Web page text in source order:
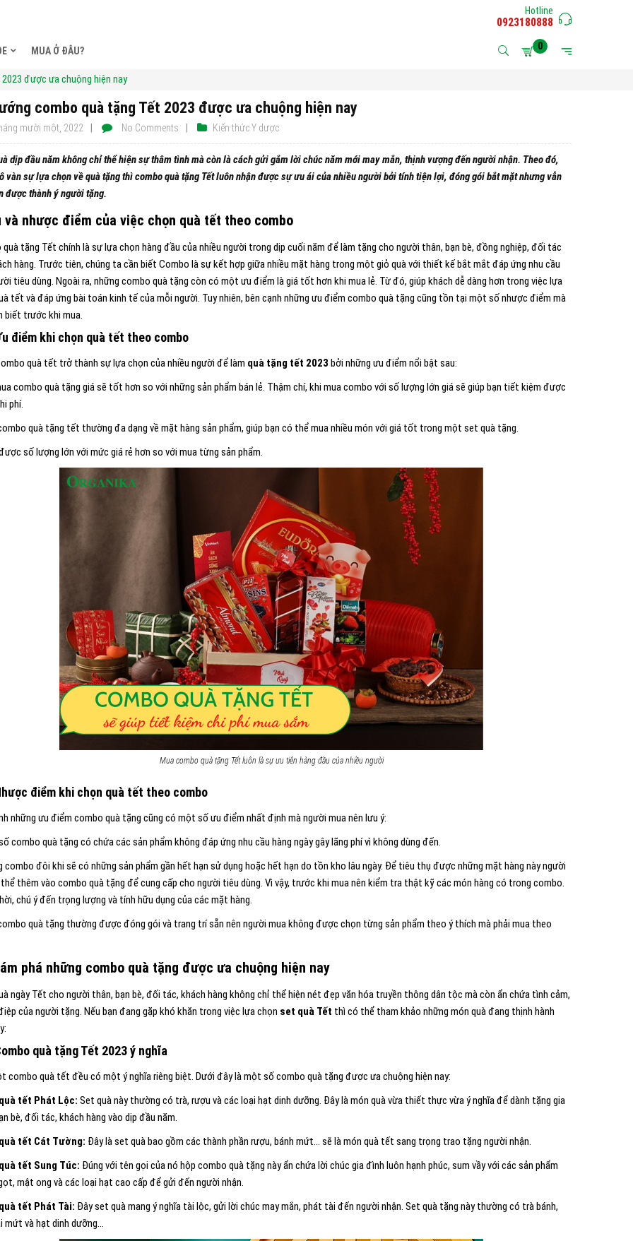
Hotline
0923180888
MUA Ở ĐÂU? 0
được ưa chuộng hiện nay
combo quà tặng Tết 2023 được ưa chuộng hiện nay
mười một, 2022 Kiến thức Y dược
No Comments
dịp đầu năm không chỉ thể hiện sự thâm tình mà còn là cách gửi gắm lời chúc năm mới may mắn, thịnh vượng đến người nhận. Theo đó,
vàn sự lựa chọn về quà tặng thì combo quà tặng Tết luôn nhận được sự ưu ái của nhiều người bởi tính tiện lợi, đóng gói bắt mặt nhưng vẫn
được thành ý người tặng.
và nhược điểm của việc chọn quà tết theo combo
quà tặng Tết chính là sự lựa chọn hàng đầu của nhiều người trong dịp cuối năm để làm tặng cho người thân, bạn bè, đồng nghiệp, đối tác
hàng. Trước tiên, chúng ta cần biết Combo là sự kết hợp giữa nhiều mặt hàng trong một giỏ quà với thiết kế bắt mắt đáp ứng nhu cầu
tiêu dùng. Ngoài ra, những combo quà tặng còn có một ưu điểm là giá tốt hơn khi mua lẻ. Từ đó, giúp khách dễ dàng hơn trong việc lựa
tết vàđáp ứng bài toán kinh tế của mỗi người. Tuy nhiên, bên cạnh những ưu điểm combo quà tặng cũng tồn tại một số nhược điểm mà
biết trước khi mua.
điểm khi chọn quà tết theo combo
quà tết trở thành sự lựa chọn của nhiều người để làm quà tặng tết 2023 bởi những ưu điểm nổi bật sau:
combo quà tặng giá sẽ tốt hơn so với những sản phẩm bán lẻ. Thậm chí, khi mua combo với số lượng lớn giá sẽ giúp bạn tiết kiệm được
phí.
quà tặng tết thường đa dạng về mặt hàng sản phẩm, giúp bạn có thể mua nhiều món với giá tốt trong một set quà tặng.
số lượng lớn với mức giá rẻ hơn so với mua từng sản phẩm.
Mua combo quà tặng Tết luôn là sự ưu tiên hàng đầu của nhiều người
điểm khi chọn quà tết theo combo
những ưu điểm combo quà tặng cũng có một số ưu điểm nhất định mà người mua nên lưu ý:
combo quà tặng có chứa các sản phẩm không đáp ứng nhu cầu hàng ngày gây lãng phí vì không dùng đến.
combo đôi khi sẽ có những sản phẩm gần hết hạn sử dụng hoặc hết hạn do tồn kho lâu ngày. Để tiêu thụ được những mặt hàng này người
thêm vào combo quà tặng để cung cấp cho người tiêu dùng. Vì vậy, trước khi mua nên kiểm tra thật kỹ các món hàng có trong combo.
chú ý đến trọng lượng và tính hữu dụng của các mặt hàng.
quà tặng thường được đóng gói và trang trí sẵn nên người mua không được chọn từng sản phẩm theo ý thích mà phải mua theo
phá những combo quà tặng được ưa chuộng hiện nay
ngày Tết cho người thân, bạn bè, đối tác, khách hàng không chỉ thể hiện nét đẹp văn hóa truyền thông dân tộc mà còn ẩn chứa tình cảm,
của người tặng. Nếu bạn đang gặp khó khăn trong việc lựa chọn set quà Tết thì có thể tham khảo những món quà đang thịnh hành
quà tặng Tết 2023 ý nghĩa
combo quà tết đều có một ý nghĩa riêng biệt. Dưới đây là một số combo quà tặng được ưa chuộng hiện nay:
tết Phát Lộc: Set quà này thường có trà, rượu và các loại hạt dinh dưỡng. Đây là món quà vừa thiết thực vừa ý nghĩa để dành tặng gia
bè, đối tác, khách hàng vào dịp đầu năm.
tết Cát Tường: Đây là set quà bao gồm các thành phần rượu, bánh mứt… sẽ là món quà tết sang trọng trao tặng người nhận.
tết Sung Túc: Đúng với tên gọi của nó hộp combo quà tặng này ẩn chứa lời chúc gia đình luôn hạnh phúc, sum vầy với các sản phẩm
mật ong và các loại hạt cao cấp để gửi đến người nhận.
tết Phát Tài: Đây set quà mang ý nghĩa tài lộc, gửi lời chúc may mắn, phát tài đến người nhận. Set quà tặng này thường có trà bánh,
mứt và hạt dinh dưỡng…